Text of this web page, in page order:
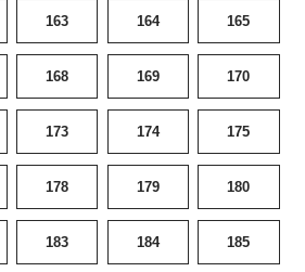
163 164 165
168 169 170
173 174 175
178 179 180
183 184 185